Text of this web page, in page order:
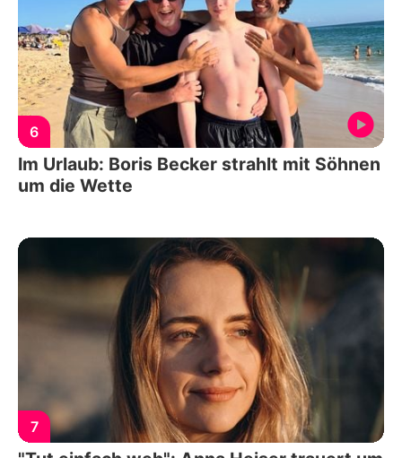
6
Im Urlaub: Boris Becker strahlt mit Söhnen
um die Wette
7